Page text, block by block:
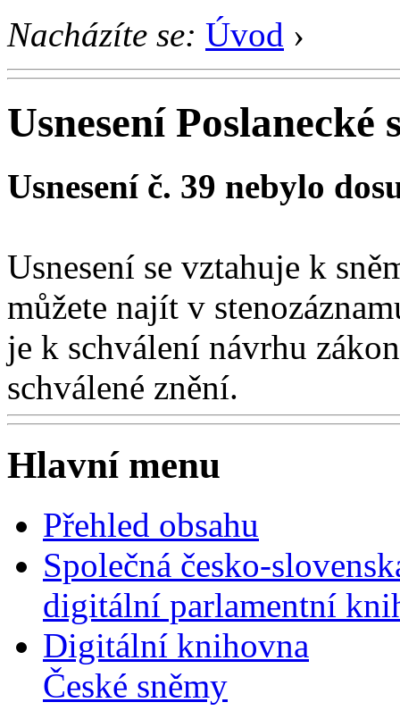
Nacházíte se: Úvod ›
Usnesení Poslanecké
Usnesení č. 39 nebylo
Usnesení se vztahuje k
můžete najít v
je k schválení návrhu
schválené znění.
Hlavní menu
Přehled obsahu
Společná česko-
digitální parlamentní
Digitální knihovna
České sněmy